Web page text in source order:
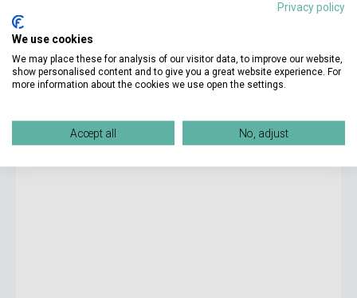
7 700 Ft
Készlet: 1-10 darab
Privacy policy
We use cookies
We may place these for analysis of our visitor data, to improve our website,
show personalised content and to give you a great website experience. For
more information about the cookies we use open the settings.
Accept all No, adjust